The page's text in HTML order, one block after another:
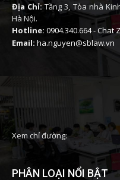
Địa Chỉ: Tầng 3, Tòa nhà
Hà Nội.
Hotline: 0904.340.664-Chat
Email: ha.nguyen@sblaw.vn
Xem chỉ đường:
PHÂN LOẠI NỔI BẬT